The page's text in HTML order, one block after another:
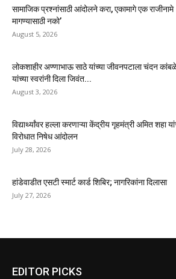
सामाजिक प्रश्नांसाठी आंदोलने करा, एकामागे एक राजीनामे
मागण्यासाठी नको’
August 5, 2026
लोकशाहीर अण्णाभाऊ साठे यांच्या जीवनपटाला चंदन
यांच्या स्वरांनी दिला जिवंत...
August 3, 2026
विद्यार्थ्यांवर हल्ला करणाऱ्या केंद्रीय गृहमंत्री अमित शहा
विरोधात निषेध आंदोलन
July 28, 2026
हांडेवाडीत एसटी स्मार्ट कार्ड शिबिर; नागरिकांना दिलासा
July 27, 2026
EDITOR PICKS